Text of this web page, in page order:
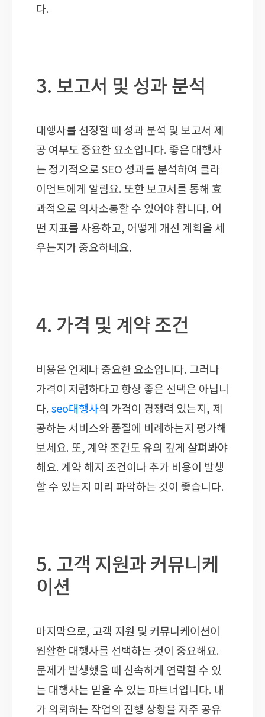
다.
3. 보고서 및 성과 분석
대행사를 선정할 때 성과 분석 및 보고서 제
공 여부도 중요한 요소입니다. 좋은 대행사
는 정기적으로 SEO 성과를 분석하여 클라
이언트에게 알림요. 또한 보고서를 통해 효
과적으로 의사소통할 수 있어야 합니다. 어
떤 지표를 사용하고, 어떻게 개선 계획을 세
우는지가 중요하네요.
4. 가격 및 계약 조건
비용은 언제나 중요한 요소입니다. 그러나
가격이 저렴하다고 항상 좋은 선택은 아닙니
다. seo대행사의 가격이 경쟁력 있는지, 제
공하는 서비스와 품질에 비례하는지 평가해
보세요. 또, 계약 조건도 유의 깊게 살펴봐야
해요. 계약 해지 조건이나 추가 비용이 발생
할 수 있는지 미리 파악하는 것이 좋습니다.
5. 고객 지원과 커뮤니케
이션
마지막으로, 고객 지원 및 커뮤니케이션이
원활한 대행사를 선택하는 것이 중요해요.
문제가 발생했을 때 신속하게 연락할 수 있
는 대행사는 믿을 수 있는 파트너입니다. 내
가 의뢰하는 작업의 진행 상황을 자주 공유